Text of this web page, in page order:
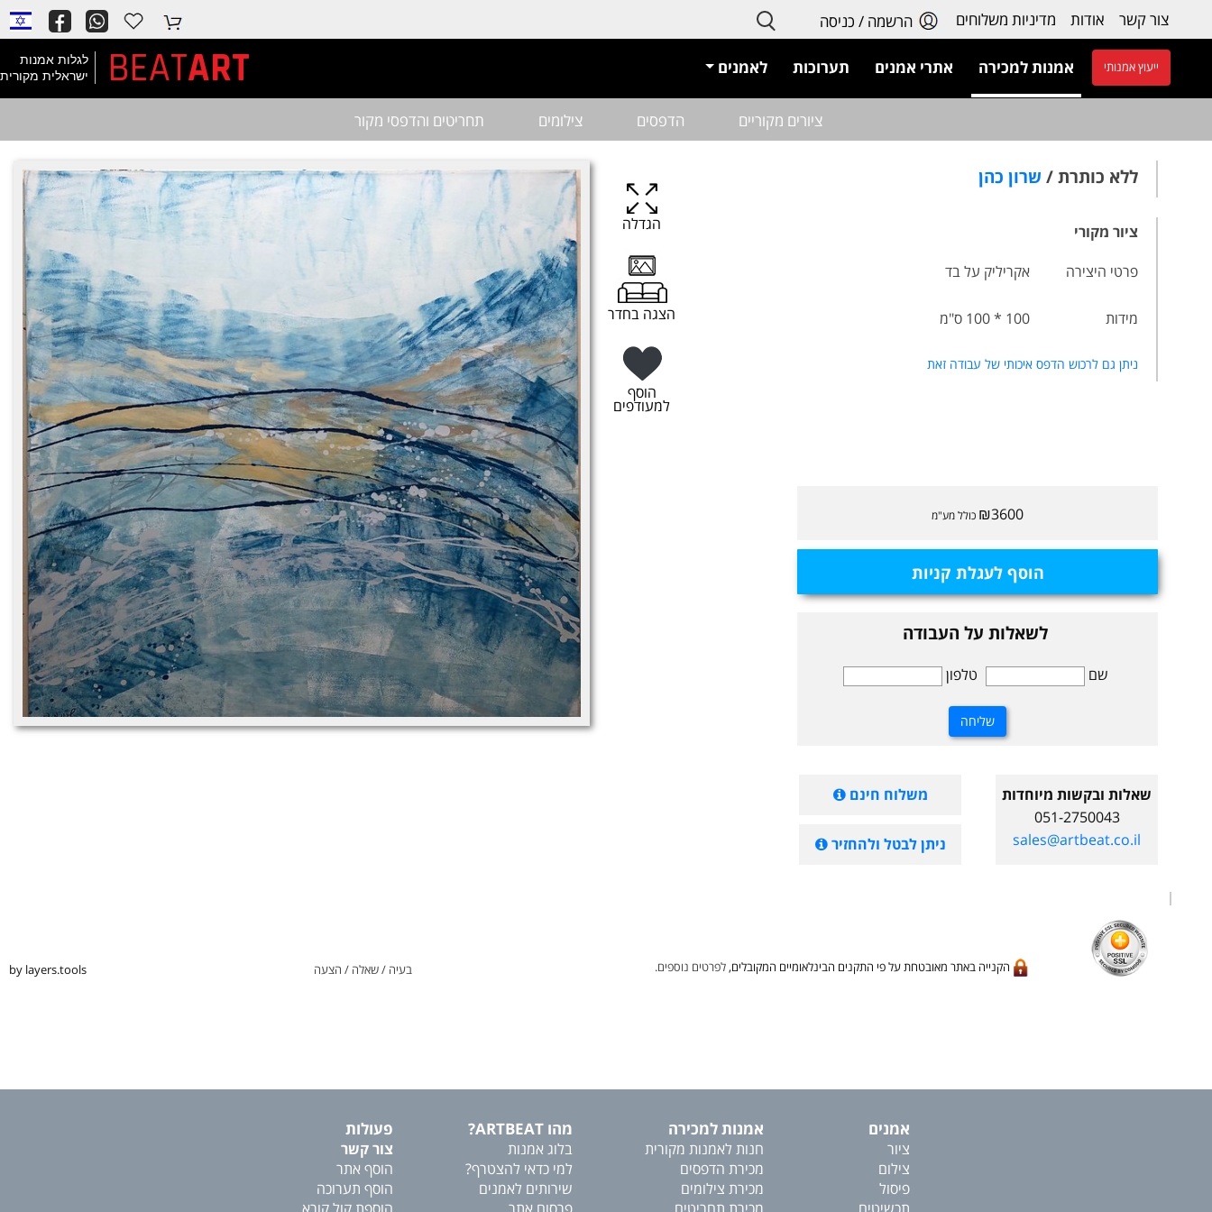
צור קשר אודות מדיניות משלוחים הרשמה / כניסה
לגלות אמנות
ישראלית מקורית
ART
BEAT ייעוץ אמנותי אמנות למכירה אתרי אמנים תערוכות לאמנים
ציורים מקוריים הדפסים צילומים תחריטים והדפסי מקור
הגדלה
הצגה בחדר
הוסף
למעודפים
ללא כותרת / שרון כהן
ציור מקורי
פרטי היצירה
אקריליק על בד
מידות 100 * 100 ס"מ
ניתן גם לרכוש הדפס איכותי של עבודה זאת
₪3600 כולל מע"מ
הוסף לעגלת קניות
לשאלות על העבודה
שם טלפון
שאלות ובקשות מיוחדות
051-2750043
sales@artbeat.co.il
משלוח חינם
ניתן לבטל ולהחזיר
הקנייה באתר מאובטחת על פי התקנים הבינלאומיים המקובלים, לפרטים נוספים. בעיה / שאלה / הצעה by layers.tools
אמנים
ציור
צילום
פיסול
תכשיטים
אמנות למכירה
חנות לאמנות מקורית
מכירת הדפסים
מכירת צילומים
מכירת תחריטים
מהו ARTBEAT?
בלוג אמנות
למי כדאי להצטרף?
שירותים לאמנים
פרסום אתר
פעולות
צור קשר
הוסף אתר
הוסף תערוכה
הוספת קול קורא